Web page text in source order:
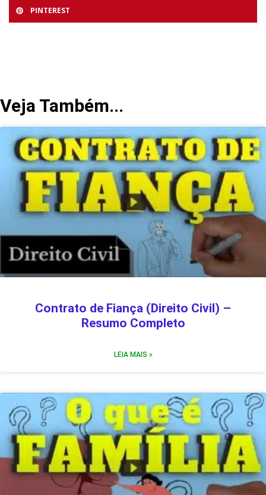
PINTEREST
Veja Também...
Contrato de Fiança (Direito Civil) –
Resumo Completo
LEIA MAIS »